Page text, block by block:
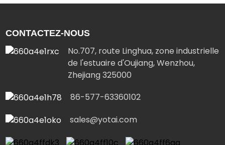
CONTACTEZ-NOUS
No.707, route Linghua, zone industrielle
de l'estuaire d'Oujiang, Wenzhou,
Zhejiang 325000
86-577-63360102
sales@yotai.com